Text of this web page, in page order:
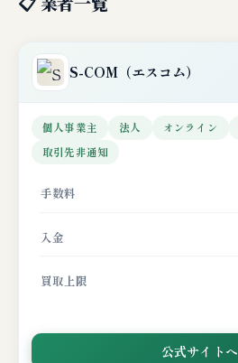
S-COM （エスコム）
個人事業主 法人 オンライン
取引先非通知
手数料
入金
買取上限
公式サイトへ